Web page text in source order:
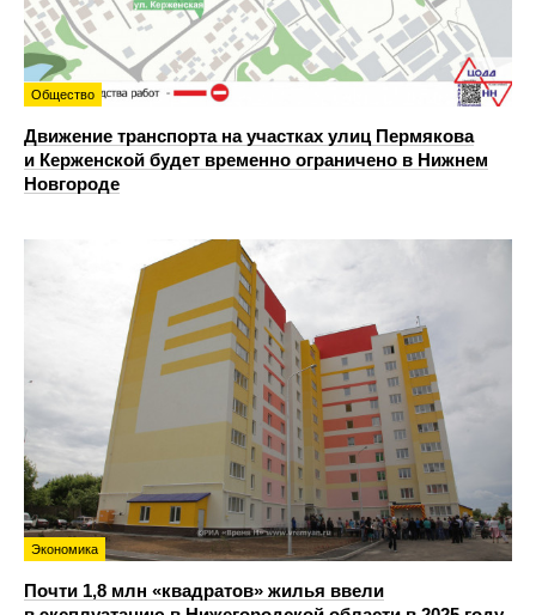
Общество
Движение транспорта на участках улиц Пермякова
и Керженской будет временно ограничено в Нижнем
Новгороде
Экономика
Почти 1,8 млн «квадратов» жилья ввели